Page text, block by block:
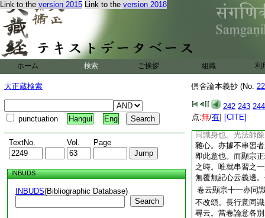
Link to the version 2015 Link to the version 2018
ホーム 検索 ご挨拶 組織 利
大正蔵検索
punctuation Hangul Eng
TextNo. Vol. Page
INBUDS
INBUDS(Bibliographic Database)
Search
倶舍論本義抄 (No.
242 243 244
点:無/有] [CITE]
次得七六二種。色
正理論或一本云理
本論説成不善心欲
就其串習之一類見
云顯宗正理論意同
意。論威儀工巧心
也。重意云。識身
巧心。不簡串習不
顯宗兩論意。欲界
習之二類。不串習
此義邊見之。正理
同識身也。光法師
雜心。亦據不串習
即此意也。而顯宗
之時。唯就串習之
無覆無記心云義邊
卷云顯宗十一亦同
不改頌。長行意同
尋云。當卷論意各